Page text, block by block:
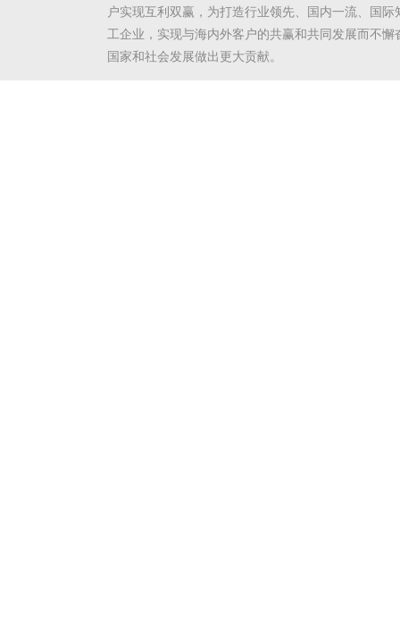
户实现互利双赢，为打造行业领先、国内一流、国际
工企业，实现与海内外客户的共赢和共同发展而不懈
国家和社会发展做出更大贡献。